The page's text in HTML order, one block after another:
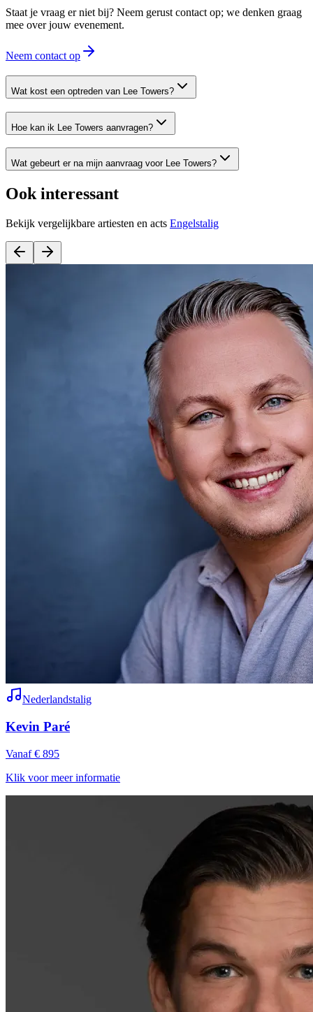
Staat je vraag er niet bij? Neem gerust contact op; we denken graag
mee over jouw evenement.
Neem contact op
Wat kost een optreden van Lee Towers?
Hoe kan ik Lee Towers aanvragen?
Wat gebeurt er na mijn aanvraag voor Lee Towers?
Ook interessant
Bekijk vergelijkbare artiesten en acts Engelstalig
Nederlandstalig
Kevin Paré
Vanaf € 895
Klik voor meer informatie